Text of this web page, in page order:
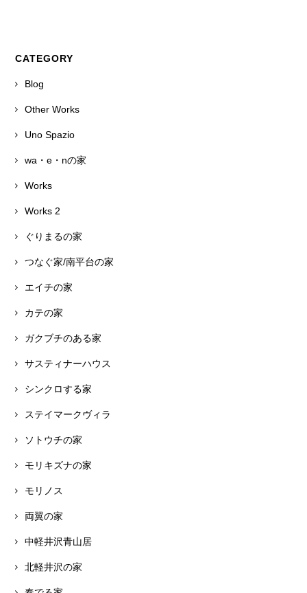
CATEGORY
Blog
Other Works
Uno Spazio
wa・e・nの家
Works
Works 2
ぐりまるの家
つなぐ家/南平台の家
エイチの家
カテの家
ガクブチのある家
サスティナーハウス
シンクロする家
ステイマークヴィラ
ソトウチの家
モリキズナの家
モリノス
両翼の家
中軽井沢青山居
北軽井沢の家